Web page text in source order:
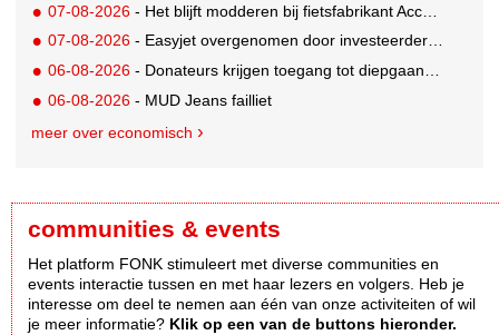
07-08-2026 - Het blijft modderen bij fietsfabrikant Accell. Krijgt uitstel van betaling
07-08-2026 - Easyjet overgenomen door investeerder Apollo
06-08-2026 - Donateurs krijgen toegang tot diepgaandere informatie over goede doelen
06-08-2026 - MUD Jeans failliet
meer over economisch
communities & events
Het platform FONK stimuleert met diverse communities en
events interactie tussen en met haar lezers en volgers. Heb je
interesse om deel te nemen aan één van onze activiteiten of wil
je meer informatie? Klik op een van de buttons hieronder.